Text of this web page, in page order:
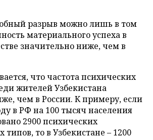
разрыв можно лишь в том
материального успеха в
значительно ниже, чем в
что частота психических
жителей Узбекистана
чем в России. К примеру, если
в РФ на 100 тысяч населения
2900 психических
типов, то в Узбекистане – 1200